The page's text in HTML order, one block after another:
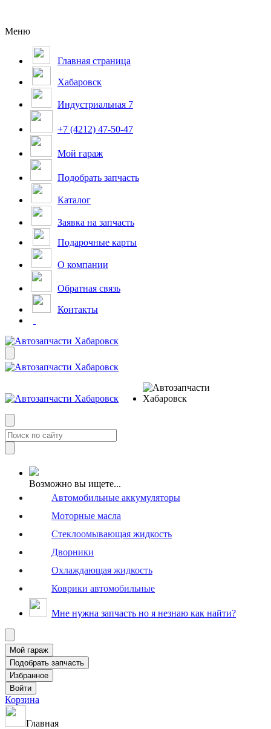
Меню
Главная страница
Хабаровск
Индустриальная 7
+7 (4212) 47-50-47
Мой гараж
Подобрать запчасть
Каталог
Заявка на запчасть
Подарочные карты
О компании
Обратная связь
Контакты
Возможно вы ищете...
Автомобильные аккумуляторы
Моторные масла
Стеклоомывающая жидкость
Дворники
Охлаждающая жидкость
Коврики автомобильные
Мне нужна запчасть но я незнаю как найти?
Корзина
Главная